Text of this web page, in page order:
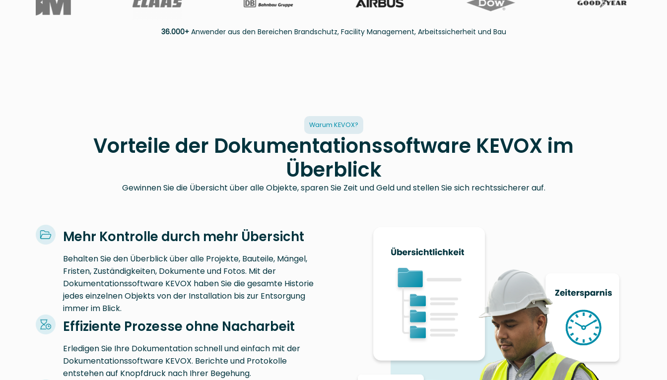
36.000+Anwender aus den Bereichen Brandschutz, Facility Management, Arbeitssicherheit und Bau
Warum KEVOX?
Vorteile der Dokumentationssoftware KEVOX im
Überblick
Gewinnen Sie die Übersicht über alle Objekte, sparen Sie Zeit und Geld und stellen Sie sich rechtssicherer auf.
Mehr Kontrolle durch mehr Übersicht
Behalten Sie den Überblick über alle Projekte, Bauteile, Mängel,
Fristen, Zuständigkeiten, Dokumente und Fotos. Mit der
Dokumentationssoftware KEVOX haben Sie die gesamte Historie
jedes einzelnen Objekts von der Installation bis zur Entsorgung
immer im Blick.
Effiziente Prozesse ohne Nacharbeit
Erledigen Sie Ihre Dokumentation schnell und einfach mit der
Dokumentationssoftware KEVOX. Berichte und Protokolle
entstehen auf Knopfdruck nach Ihrer Begehung.